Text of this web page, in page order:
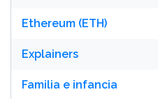
Ethereum (ETH)
Explainers
Familia e infancia